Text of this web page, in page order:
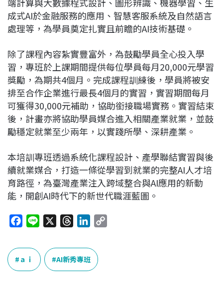
成式AI於金融服務的應用、智慧客服系統及自然語言
處理等，為學員奠定扎實且前瞻的AI技術基礎。
除了課程內容紮實豐富外，為鼓勵學員全心投入學
習，專班於上課期間提供每位學員每月20,000元學習
獎勵，為期共4個月。完成課程訓練後，學員將被安
排至合作企業進行最長4個月的實習，實習期間每月
可獲得30,000元補助，協助銜接職場實務。實習結束
後，計畫亦將協助學員媒合進入相關產業就業，並鼓
勵穩定就業至少兩年，以實踐所學、深耕產業。
本培訓專班透過系統化課程設計、產學聯結實習與後
續就業媒合，打造一條從學習到就業的完整AI人才培
育路徑，為臺灣產業注入跨域整合與AI應用的新動
能，開創AI時代下的新世代職涯藍圖。
c
e
b
e
r
e
a
n
k
e
ａｉ AI新秀專班